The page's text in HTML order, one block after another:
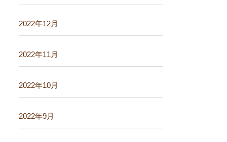
2022年12月
2022年11月
2022年10月
2022年9月